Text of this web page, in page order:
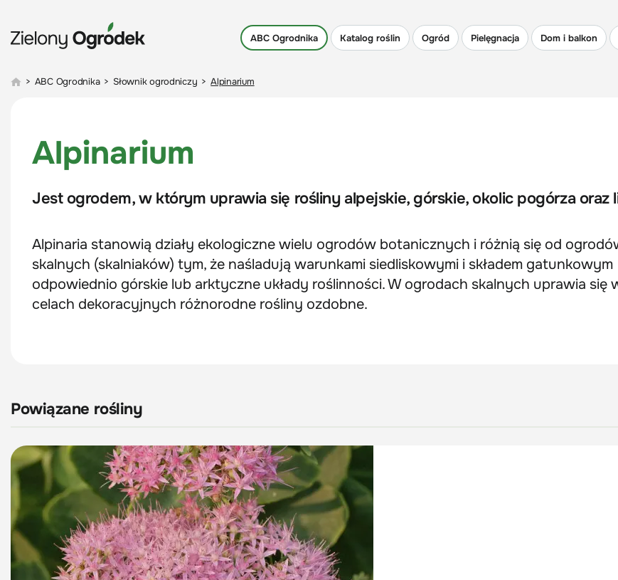
ABC Ogrodnika Katalog roślin Ogród Pielęgnacja Dom i balkon
> ABC Ogrodnika > Słownik ogrodniczy > Alpinarium
Alpinarium
Jest ogrodem, w którym uprawia się rośliny alpejskie, górskie, okolic pogórza oraz
Alpinaria stanowią działy ekologiczne wielu ogrodów botanicznych i różnią się od
skalnych (skalniaków) tym, że naśladują warunkami siedliskowymi i składem gatunkowym
odpowiednio górskie lub arktyczne układy roślinności. W ogrodach skalnych uprawia się
celach dekoracyjnych różnorodne rośliny ozdobne.
Powiązane rośliny